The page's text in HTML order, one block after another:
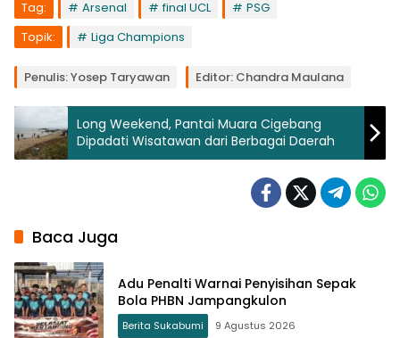
Tag: Arsenal final UCL
PSG
Topik:
Liga Champions
Penulis: Yosep Taryawan Editor: Chandra Maulana
Long Weekend, Pantai Muara Cigebang
Dipadati Wisatawan dari Berbagai Daerah
Baca Juga
Adu Penalti Warnai Penyisihan Sepak
Bola PHBN Jampangkulon
Berita Sukabumi 9 Agustus 2026